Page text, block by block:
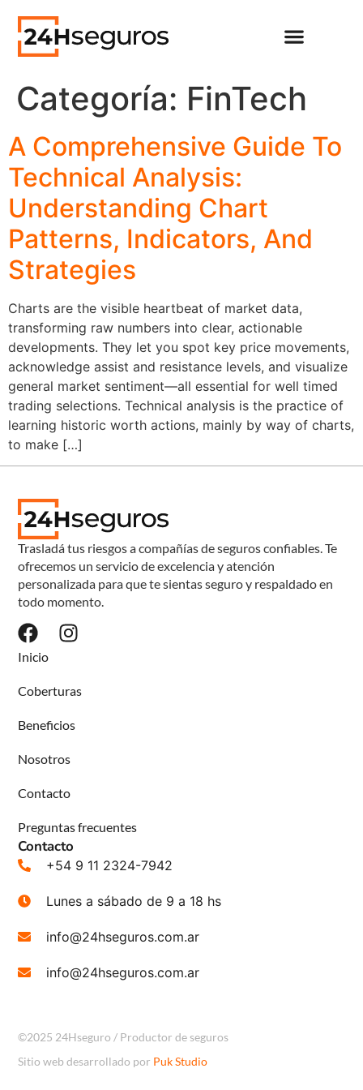
Categoría: FinTech
A Comprehensive Guide To
Technical Analysis:
Understanding Chart
Patterns, Indicators, And
Strategies
Charts are the visible heartbeat of market data,
transforming raw numbers into clear, actionable
developments. They let you spot key price movements,
acknowledge assist and resistance levels, and visualize
general market sentiment—all essential for well timed
trading selections. Technical analysis is the practice of
learning historic worth actions, mainly by way of charts,
to make […]
Trasladá tus riesgos a compañías de seguros confiables. Te
ofrecemos un servicio de excelencia y atención
personalizada para que te sientas seguro y respaldado en
todo momento.
Inicio
Coberturas
Beneficios
Nosotros
Contacto
Preguntas frecuentes
Contacto
+54 9 11 2324-7942
Lunes a sábado de 9 a 18 hs
info@24hseguros.com.ar
info@24hseguros.com.ar
©2025 24Hseguro / Productor de seguros
Sitio web desarrollado por Puk Studio